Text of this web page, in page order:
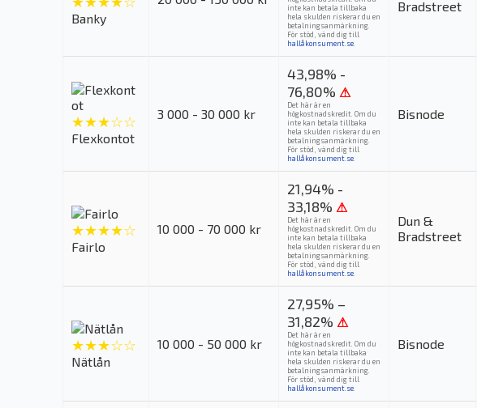
Banky
inte kan betala tillbaka
hela skulden riskerar du en
betalningsanmärkning.
För stöd, vänd dig till
hallåkonsument.se
Bradstreet
★★★☆☆
Flexkontot
3 000 - 30 000 kr
43,98% -
76,80% ⚠
Det här är en
högkostnadskredit. Om du
inte kan betala tillbaka
hela skulden riskerar du en
betalningsanmärkning.
För stöd, vänd dig till
hallåkonsument.se
Bisnode
★★★★☆
Fairlo
10 000 - 70 000 kr
21,94% -
33,18% ⚠
Det här är en
högkostnadskredit. Om du
inte kan betala tillbaka
hela skulden riskerar du en
betalningsanmärkning.
För stöd, vänd dig till
hallåkonsument.se
Dun &
Bradstreet
★★★☆☆
Nätlån
10 000 - 50 000 kr
27,95% –
31,82% ⚠
Det här är en
högkostnadskredit. Om du
inte kan betala tillbaka
hela skulden riskerar du en
betalningsanmärkning.
För stöd, vänd dig till
hallåkonsument.se
Bisnode